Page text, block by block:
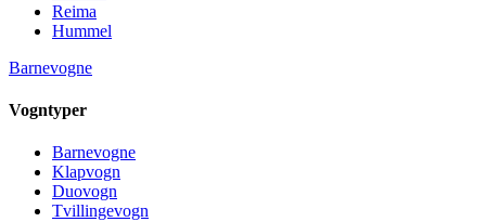
Reima
Hummel
Barnevogne
Vogntyper
Barnevogne
Klapvogn
Duovogn
Tvillingevogn